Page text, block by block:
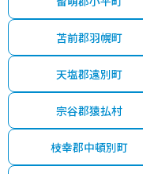
苫前郡羽幌町
天塩郡遠別町
宗谷郡猿払村
枝幸郡中頓別町